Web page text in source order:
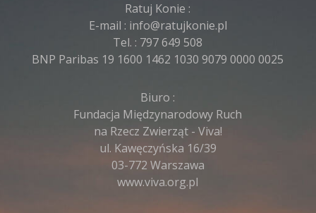
Ratuj Konie :
E-mail : info@ratujkonie.pl
Tel. : 797 649 508
BNP Paribas 19 1600 1462 1030 9079 0000 0025
Biuro :
Fundacja Międzynarodowy Ruch
na Rzecz Zwierząt - Viva!
ul. Kawęczyńska 16/39
03-772 Warszawa
www.viva.org.pl